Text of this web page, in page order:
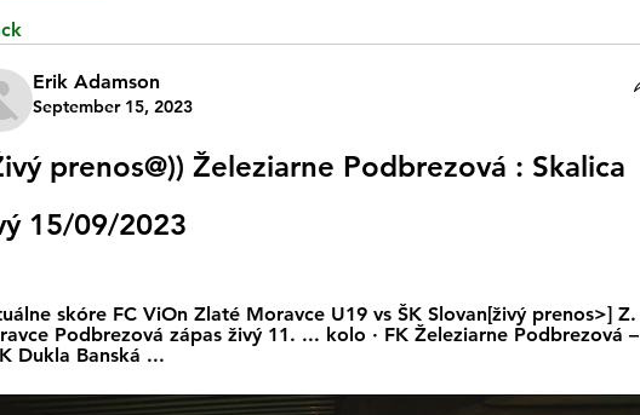
Erik Adamson
September 15, 2023
prenos@)) Železiarne Podbrezová : Skalica
15/09/2023
skóre FC ViOn Zlaté Moravce U19 vs ŠK Slovan[živý prenos>] Z.
Podbrezová zápas živý 11. ... kolo · FK Železiarne Podbrezová –
Dukla Banská ...